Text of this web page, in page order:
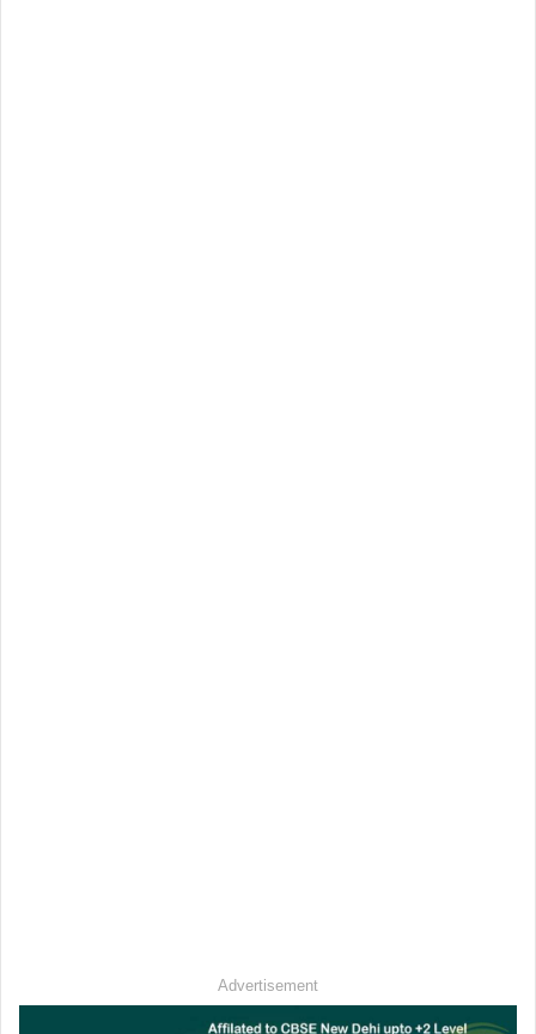
Advertisement